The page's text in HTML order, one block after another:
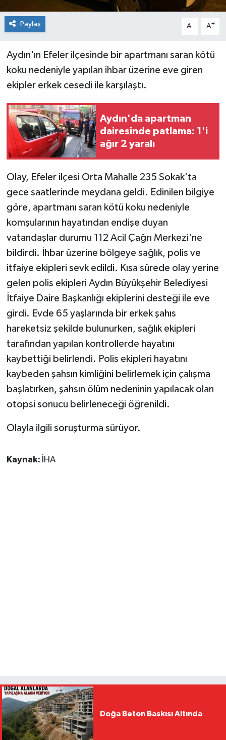
Paylaş A- A+
Aydın'ın Efeler ilçesinde bir apartmanı saran kötü
koku nedeniyle yapılan ihbar üzerine eve giren
ekipler erkek cesedi ile karşılaştı.
Aydın'da apartman
dairesinde patlama: 1'i
ağır 2 yaralı
Olay, Efeler ilçesi Orta Mahalle 235 Sokak'ta
gece saatlerinde meydana geldi. Edinilen bilgiye
göre, apartmanı saran kötü koku nedeniyle
komşularının hayatından endişe duyan
vatandaşlar durumu 112 Acil Çağrı Merkezi'ne
bildirdi. İhbar üzerine bölgeye sağlık, polis ve
itfaiye ekipleri sevk edildi. Kısa sürede olay yerine
gelen polis ekipleri Aydın Büyükşehir Belediyesi
İtfaiye Daire Başkanlığı ekiplerini desteği ile eve
girdi. Evde 65 yaşlarında bir erkek şahıs
hareketsiz şekilde bulunurken, sağlık ekipleri
tarafından yapılan kontrollerde hayatını
kaybettiği belirlendi. Polis ekipleri hayatını
kaybeden şahsın kimliğini belirlemek için çalışma
başlatırken, şahsın ölüm nedeninin yapılacak olan
otopsi sonucu belirleneceği öğrenildi.
Olayla ilgili soruşturma sürüyor.
Kaynak: İHA
Doğa Beton Baskısı Altında